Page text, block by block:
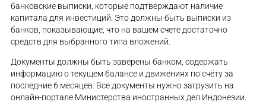
банковские выписки, которые подтверждают наличие
капитала для инвестиций. Это должны быть выписки из
банков, показывающие, что на вашем счете достаточно
средств для выбранного типа вложений.
Документы должны быть заверены банком, содержать
информацию о текущем балансе и движениях по счёту за
последние 6 месяцев. Все документы нужно загрузить на
онлайн-портале Министерства иностранных дел Индонезии.